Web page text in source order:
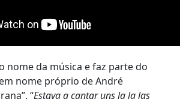
nome da música e faz parte do
nome próprio de André
“Estava a cantar uns la la las